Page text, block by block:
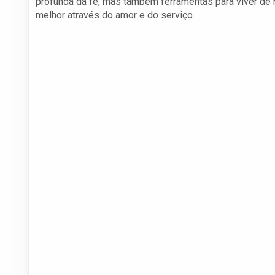
melhor através do amor e do serviço.